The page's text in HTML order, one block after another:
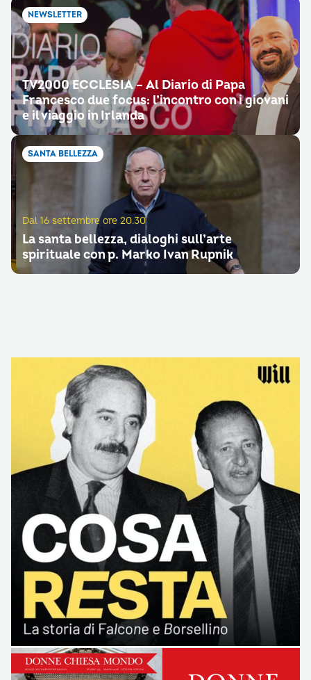
NEWSLETTER
TV2000 ECCLESIA – Al Diario di Papa
Francesco due focus: l’incontro con i giovani
e il viaggio in Irlanda
SANTA BELLEZZA
Dal 16 settembre ore 20.30
La santa bellezza, dialoghi sull’arte
spirituale con p. Marko Ivan Rupnik